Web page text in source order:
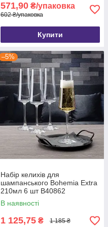
571,90 ₴/упаковка
602 ₴/упаковка
Купити
–5%
Набір келихів для
шампанського Bohemia Ехtra
210мл 6 шт B40862
В наявності
1 125,75 ₴ 1 185 ₴